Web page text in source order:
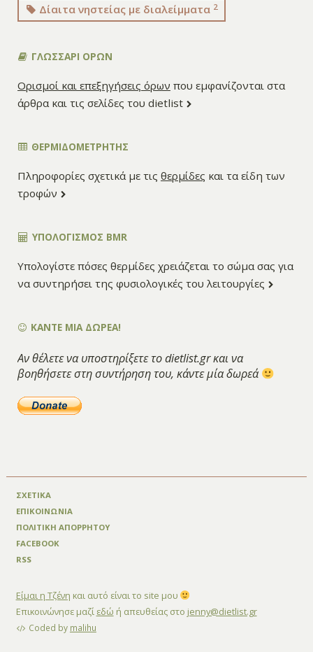
Δίαιτα νηστείας με διαλείμματα 2
ΓΛΩΣΣΑΡΙ ΟΡΩΝ
Ορισμοί και επεξηγήσεις όρων που εμφανίζονται στα
άρθρα και τις σελίδες του dietlist
ΘΕΡΜΙΔΟΜΕΤΡΗΤΗΣ
Πληροφορίες σχετικά με τις θερμίδες και τα είδη των
τροφών
ΥΠΟΛΟΓΙΣΜΌΣ BMR
Υπολογίστε πόσες θερμίδες χρειάζεται το σώμα σας για
να συντηρήσει της φυσιολογικές του λειτουργίες
ΚΑΝΤΕ ΜΙΑ ΔΩΡΕΑ!
Αν θέλετε να υποστηρίξετε το dietlist.gr και να
βοηθήσετε στη συντήρηση του, κάντε μία δωρεά
ΣΧΕΤΙΚΑ
ΕΠΙΚΟΙΝΩΝΙΑ
ΠΟΛΙΤΙΚΗ ΑΠΟΡΡΗΤΟΥ
FACEBOOK
RSS
Είμαι η Τζένη και αυτό είναι το site μου
Επικοινώνησε μαζί εδώ ή απευθείας στο jenny@dietlist.gr
Coded by malihu